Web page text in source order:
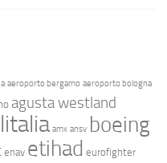
aeroporto bergamo aeroporto bologna
agusta westland
amx ansv boeing
enav etihad eurofighter